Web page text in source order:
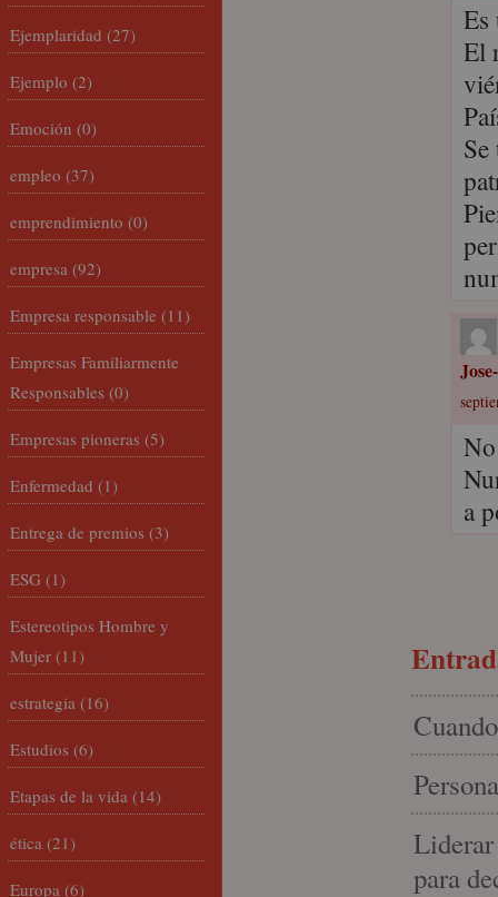
Es
El
a
para
Ejemplaridad (27)
Ejemplo (2)
Emoción (0)
empleo (37)
emprendimiento (0)
empresa (92)
Empresa responsable (11)
Empresas Familiarmente
Responsables (0)
Empresas pioneras (5)
Enfermedad (1)
Entrega de premios (3)
ESG (1)
Estereotipos Hombre y
Mujer (11)
estrategia (16)
Estudios (6)
Etapas de la vida (14)
ética (21)
Europa (6)